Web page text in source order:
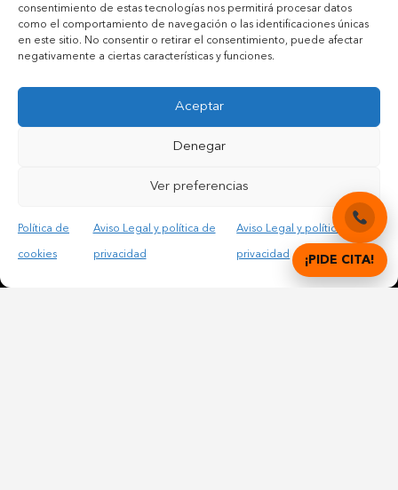
consentimiento de estas tecnologías nos permitirá procesar datos
como el comportamiento de navegación o las identificaciones únicas
en este sitio. No consentir o retirar el consentimiento, puede afectar
negativamente a ciertas características y funciones.
Aceptar
Denegar
Ver preferencias
Política de
cookies
Aviso Legal y política de
privacidad
Aviso Legal y política de
privacidad
Contactar por teléfono móvil
Contactar por mail
Acepto las condiciones legales y la política de privacidad
¡PIDE CITA!